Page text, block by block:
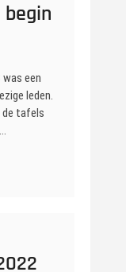
was een
leden.
de tafels